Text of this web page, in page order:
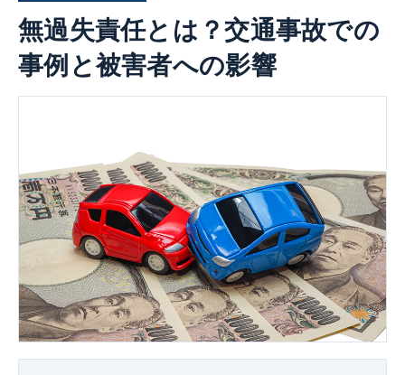
遺産相続
債務整理
労働問題
企業法務
無過失責任とは？交通事故での
事例と被害者への影響